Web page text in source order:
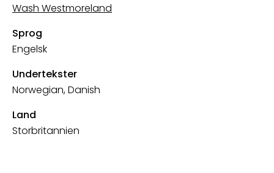
Wash Westmoreland
Sprog
Engelsk
Undertekster
Norwegian, Danish
Land
Storbritannien